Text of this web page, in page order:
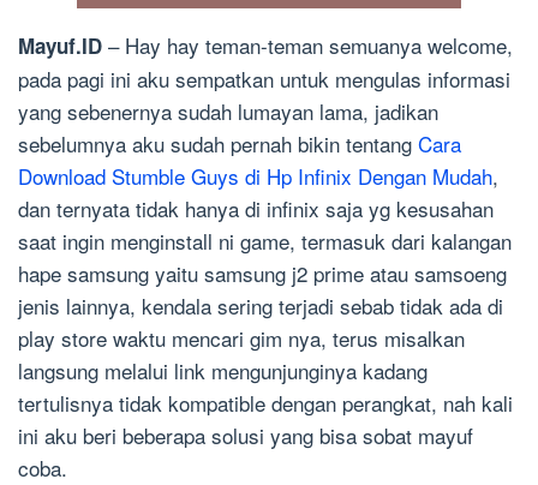
Mayuf.ID – Hay hay teman-teman semuanya welcome,
pada pagi ini aku sempatkan untuk mengulas informasi
yang sebenernya sudah lumayan lama, jadikan
sebelumnya aku sudah pernah bikin tentang Cara
Download Stumble Guys di Hp Infinix Dengan Mudah,
dan ternyata tidak hanya di infinix saja yg kesusahan
saat ingin menginstall ni game, termasuk dari kalangan
hape samsung yaitu samsung j2 prime atau samsoeng
jenis lainnya, kendala sering terjadi sebab tidak ada di
play store waktu mencari gim nya, terus misalkan
langsung melalui link mengunjunginya kadang
tertulisnya tidak kompatible dengan perangkat, nah kali
ini aku beri beberapa solusi yang bisa sobat mayuf
coba.